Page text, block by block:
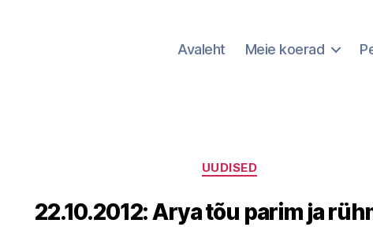
Avaleht Meie koerad
Categories
UUDISED
22.10.2012: Arya tõu parim ja